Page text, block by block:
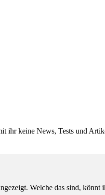
ihr keine News, Tests und
Welche das sind, könnt